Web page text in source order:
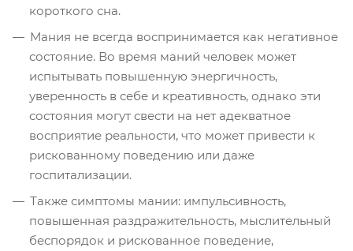
короткого сна.
Мания не всегда воспринимается как негативное
состояние. Во время маний человек может
испытывать повышенную энергичность,
уверенность в себе и креативность, однако эти
состояния могут свести на нет адекватное
восприятие реальности, что может привести к
рискованному поведению или даже
госпитализации.
Также симптомы мании: импульсивность,
повышенная раздражительность, мыслительный
беспорядок и рискованное поведение,